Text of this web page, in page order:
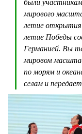
были
мирового
летие
летие Победы
Германией. Вы
мировом
по морям и
селам и